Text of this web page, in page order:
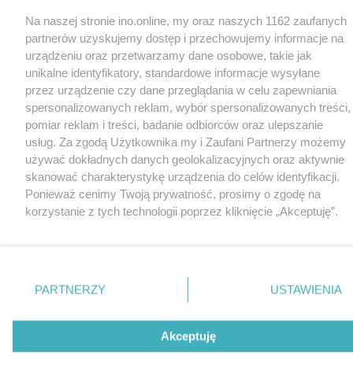
Na naszej stronie ino.online, my oraz naszych 1162 zaufanych
partnerów uzyskujemy dostęp i przechowujemy informacje na
urządzeniu oraz przetwarzamy dane osobowe, takie jak
unikalne identyfikatory, standardowe informacje wysyłane
przez urządzenie czy dane przeglądania w celu zapewniania
spersonalizowanych reklam, wybór spersonalizowanych treści,
pomiar reklam i treści, badanie odbiorców oraz ulepszanie
usług. Za zgodą Użytkownika my i Zaufani Partnerzy możemy
używać dokładnych danych geolokalizacyjnych oraz aktywnie
skanować charakterystykę urządzenia do celów identyfikacji.
Ponieważ cenimy Twoją prywatność, prosimy o zgodę na
korzystanie z tych technologii poprzez kliknięcie „Akceptuję”.
nie wymagają zgody użytkownika, ale masz prawo sprzeciwić
się takiemu przetwarzaniu. Preferencje będą miały
Zapoznaj się z poniższymi informacjami, abyś mógł świadomie
PARTNERZY USTAWIENIA
Akceptuję